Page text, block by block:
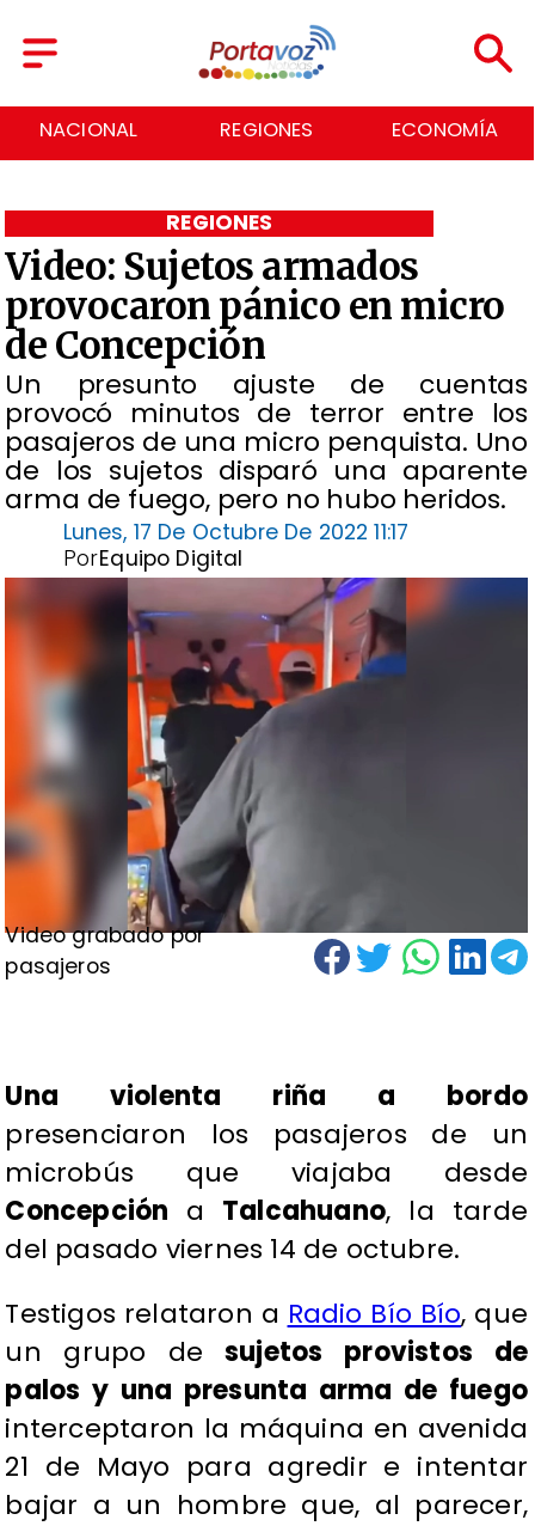
REGIONES ECONOMÍA DEPORTES
Video: Sujetos armados
provocaron pánico en micro
de Concepción
Un presunto ajuste de cuentas
provocó minutos de terror entre los
pasajeros de una micro penquista. Uno
de los sujetos disparó una aparente
arma de fuego, pero no hubo heridos.
REGIONES
Lunes, 17 De Octubre De 2022 11:17
Equipo Digital
Por
Video grabado por
pasajeros
Una violenta riña a bordo
presenciaron los pasajeros de un
microbús que viajaba desde
Concepción a Talcahuano, la tarde
del pasado viernes 14 de octubre.
Testigos relataron a Radio Bío Bío, que
un grupo de sujetos provistos de
palos y una presunta arma de fuego
interceptaron la máquina en avenida
21 de Mayo para agredir e intentar
bajar a un hombre que, al parecer,